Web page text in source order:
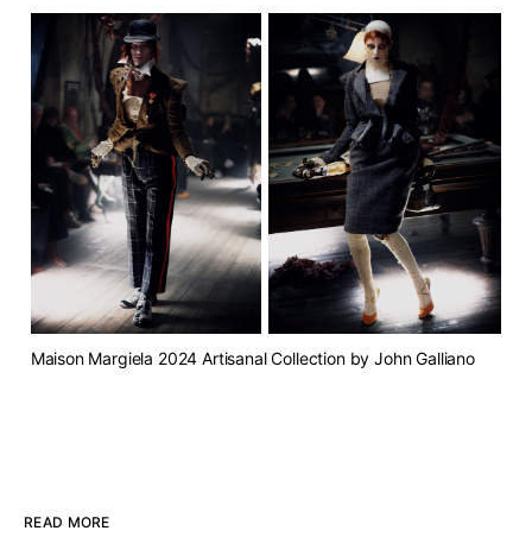
Maison Margiela 2024 Artisanal Collection by John Galliano
READ MORE